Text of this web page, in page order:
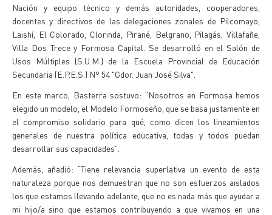
Nación y equipo técnico y demás autoridades, cooperadores,
docentes y directivos de las delegaciones zonales de Pilcomayo,
Laishí, El Colorado, Clorinda, Pirané, Belgrano, Pilagás, Villafañe,
Villa Dos Trece y Formosa Capital. Se desarrolló en el Salón de
Usos Múltiples (S.U.M.) de la Escuela Provincial de Educación
Secundaria (E.P.E.S.) N° 54 "Gdor. Juan José Silva".
En este marco, Basterra sostuvo: “Nosotros en Formosa hemos
elegido un modelo, el Modelo Formoseño, que se basa justamente en
el compromiso solidario para qué, como dicen los lineamientos
generales de nuestra política educativa, todas y todos puedan
desarrollar sus capacidades”.
Además, añadió: “Tiene relevancia superlativa un evento de esta
naturaleza porque nos demuestran que no son esfuerzos aislados
los que estamos llevando adelante, que no es nada más que ayudar a
mi hijo/a sino que estamos contribuyendo a que vivamos en una